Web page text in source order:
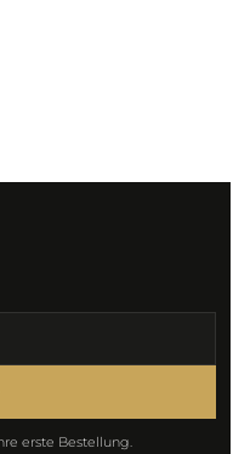
erste Bestellung.